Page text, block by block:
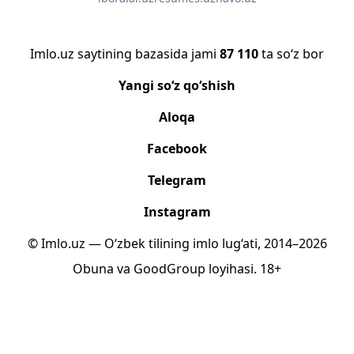
Imlo.uz saytining bazasida jami 87 110ta so‘z bor
Yangi so‘z qo‘shish
Aloqa
Facebook
Telegram
Instagram
© Imlo.uz — O‘zbek tilining imlo lug‘ati, 2014–2026
Obuna va GoodGroup loyihasi. 18+